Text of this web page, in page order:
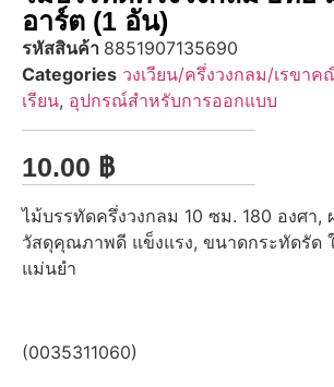
อาร์ต (1 อัน)
รหัสสินค้า 8851907135690
Categories วงเวียน/ครึ่งวงกลม/เรขาค
เรียน, อุปกรณ์สำหรับการออกแบบ
10.00 ฿
ไม้บรรทัดครึ่งวงกลม 10 ซม. 180 องศา,
วัสดุคุณภาพดี แข็งแรง, ขนาดกระทัดรัด
แม่นยำ
(0035311060)